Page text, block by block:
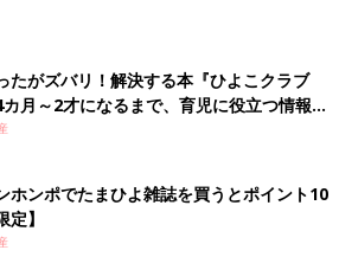
たがズバリ！解決する本『ひよこクラブ
月～2才になるまで、育児に役立つ情報が
ホンポでたまひよ雑誌を買うとポイント10
】